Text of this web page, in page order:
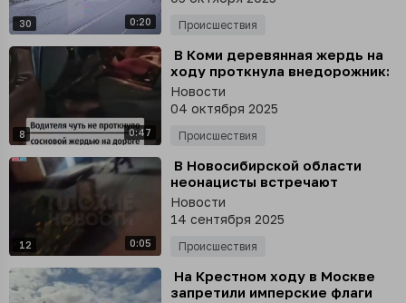
30 0:20 Происшествия
8 0:47
⁣ В Коми деревянная жердь на
ходу проткнула внедорожник:
кол остановился в считанных
сантиметрах от груди
48‑летнего водителя
Новости
04 октября 2025
Происшествия
12 0:05
⁣ В Новосибирской области
неонацисты встречают
доставщиков у подъездов, а
затем стреляют им в лица из
сигнальных пистолетов
Новости
14 сентября 2025
Происшествия
⁣ На Крестном ходу в Москве
запретили имперские флаги